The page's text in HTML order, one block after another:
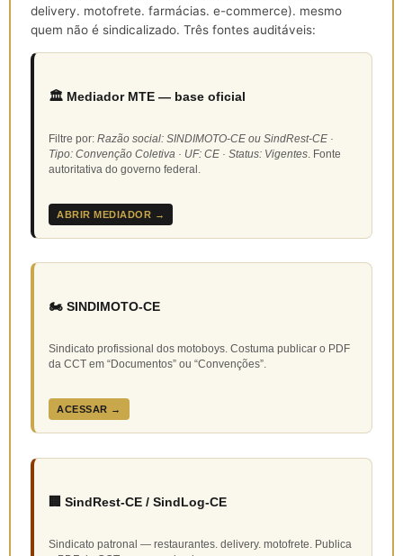
delivery. motofrete. farmácias. e-commerce). mesmo
quem não é sindicalizado. Três fontes auditáveis:
🏛️ Mediador MTE — base oficial
Filtre por: Razão social: SINDIMOTO-CE ou SindRest-CE ·
Tipo: Convenção Coletiva · UF: CE · Status: Vigentes. Fonte
autoritativa do governo federal.
ABRIR MEDIADOR →
🏍️ SINDIMOTO-CE
Sindicato profissional dos motoboys. Costuma publicar o PDF
da CCT em “Documentos” ou “Convenções”.
ACESSAR →
🏢 SindRest-CE / SindLog-CE
Sindicato patronal — restaurantes. delivery. motofrete. Publica